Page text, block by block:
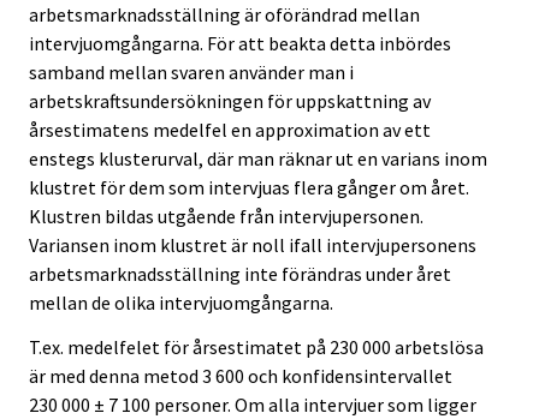
arbetsmarknadsställning är oförändrad mellan
intervjuomgångarna. För att beakta detta inbördes
samband mellan svaren använder man i
arbetskraftsundersökningen för uppskattning av
årsestimatens medelfel en approximation av ett
enstegs klusterurval, där man räknar ut en varians inom
klustret för dem som intervjuas flera gånger om året.
Klustren bildas utgående från intervjupersonen.
Variansen inom klustret är noll ifall intervjupersonens
arbetsmarknadsställning inte förändras under året
mellan de olika intervjuomgångarna.
T.ex. medelfelet för årsestimatet på 230 000 arbetslösa
är med denna metod 3 600 och konfidensintervallet
230 000 ± 7 100 personer. Om alla intervjuer som ligger